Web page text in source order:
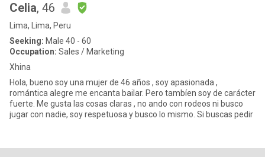
Celia, 46
Lima, Lima, Peru
Seeking: Male 40 - 60
Occupation: Sales / Marketing
Xhina
Hola, bueno soy una mujer de 46 años , soy apasionada ,
romántica alegre me encanta bailar. Pero tambíen soy de carácter
fuerte. Me gusta las cosas claras , no ando con rodeos ni busco
jugar con nadie, soy respetuosa y busco lo mismo. Si buscas pedir